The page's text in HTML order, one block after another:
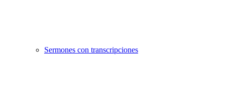
Sermones con transcripciones